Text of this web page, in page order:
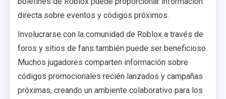
directa sobre eventos y códigos próximos.
Involucrarse con la comunidad de Roblox a través de
foros y sitios de fans también puede ser beneficioso.
Muchos jugadores comparten información sobre
códigos promocionales recién lanzados y campañas
próximas, creando un ambiente colaborativo para los